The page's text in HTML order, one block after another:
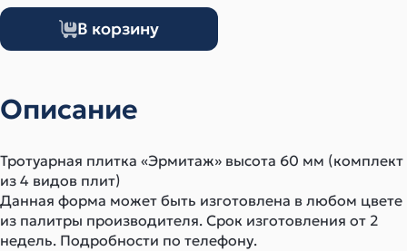
В корзину
Описание
Тротуарная плитка «Эрмитаж» высота 60 мм (комплект
из 4 видов плит)
Данная форма может быть изготовлена в любом цвете
из палитры производителя. Срок изготовления от 2
недель. Подробности по телефону.